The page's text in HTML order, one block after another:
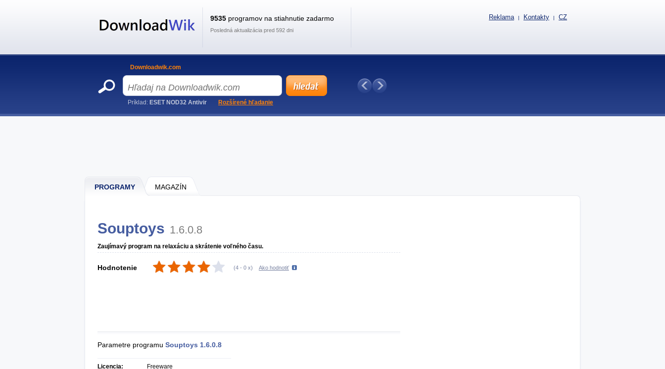
PROGRAMY MAGAZÍN
Souptoys 1.6.0.8
Zaujímavý program na relaxáciu a skrátenie voľného času.
Hodnotenie (4 - 0 x) Ako hodnotiť
Parametre programu Souptoys 1.6.0.8
Licencia: Freeware
9535 programov na stiahnutie zadarmo
Posledná aktualizácia pred 592 dni
Reklama | Kontakty | CZ
Downloadwik.com
Príklad: ESET NOD32 Antivir Rozšírené hľadanie